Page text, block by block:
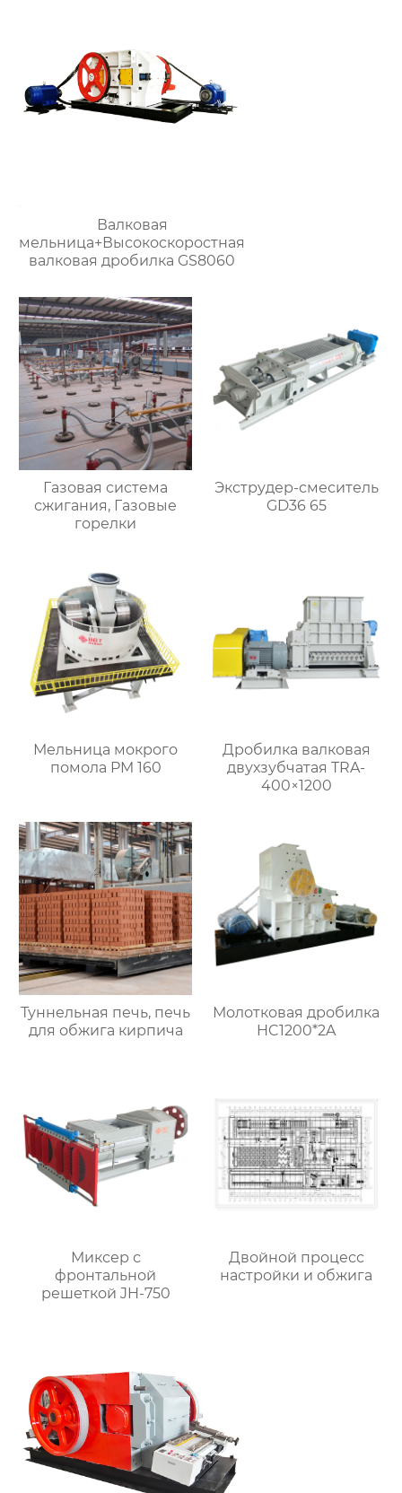
Валковая
мельница+Высокоскоростная
валковая дробилка GS8060
Газовая система
сжигания, Газовые
горелки
Экструдер-смеситель
GD36 65
Мельница мокрого
помола PM 160
Дробилка валковая
двухзубчатая TRA-
400×1200
Туннельная печь, печь
для обжига кирпича
Молотковая дробилка
HC1200*2A
Миксер с
фронтальной
решеткой JH-750
Двойной процесс
настройки и обжига